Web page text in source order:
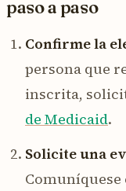
paso a paso
Confirme la
persona que
inscrita,
de Medicaid.
Solicite una
Comuníquese